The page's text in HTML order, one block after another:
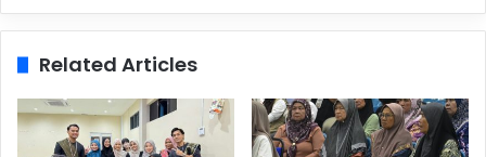
Related Articles